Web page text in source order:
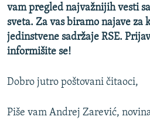
SVE KARTE DEJTONA
NASTANAK I RASPAD JUGOSLAVIJE
vam pregled najvažnijih vesti
sveta. Za vas biramo najave za
jedinstvene sadržaje RSE.
informišite se!
Dobro jutro poštovani čitaoci,
Piše vam Andrej Zarević,